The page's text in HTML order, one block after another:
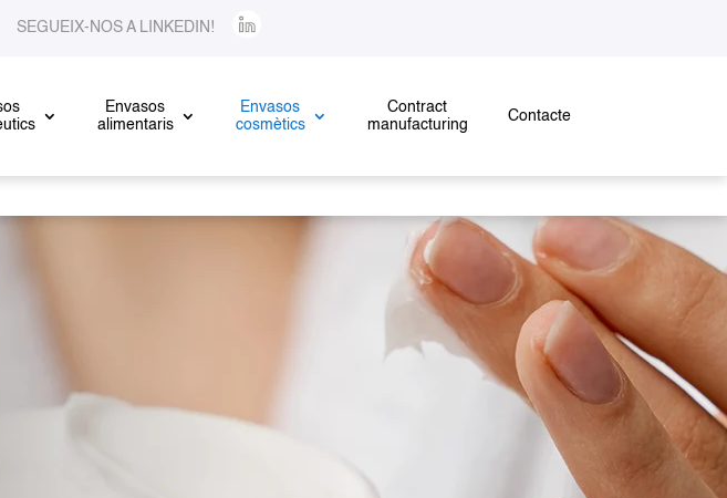
SEGUEIX-NOS A LINKEDIN!
Envasos
alimentaris
Envasos
cosmètics
Contract
manufacturing
Contacte